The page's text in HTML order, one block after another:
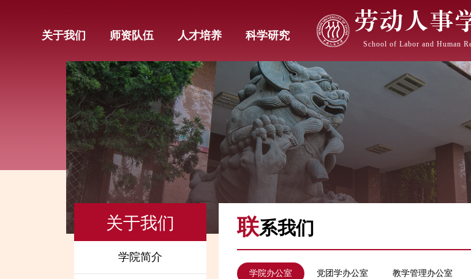
劳动人事
School of Labor and Human
关于我们 师资队伍 人才培养 科学研究
关于我们
学院简介
联系我们
学院办公室 党团学办公室 教学管理办公室